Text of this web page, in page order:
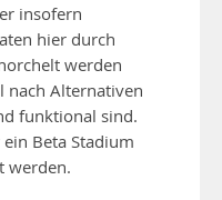
insofern
hier durch
werden
nach Alternativen
funktional sind.
Beta Stadium
werden.